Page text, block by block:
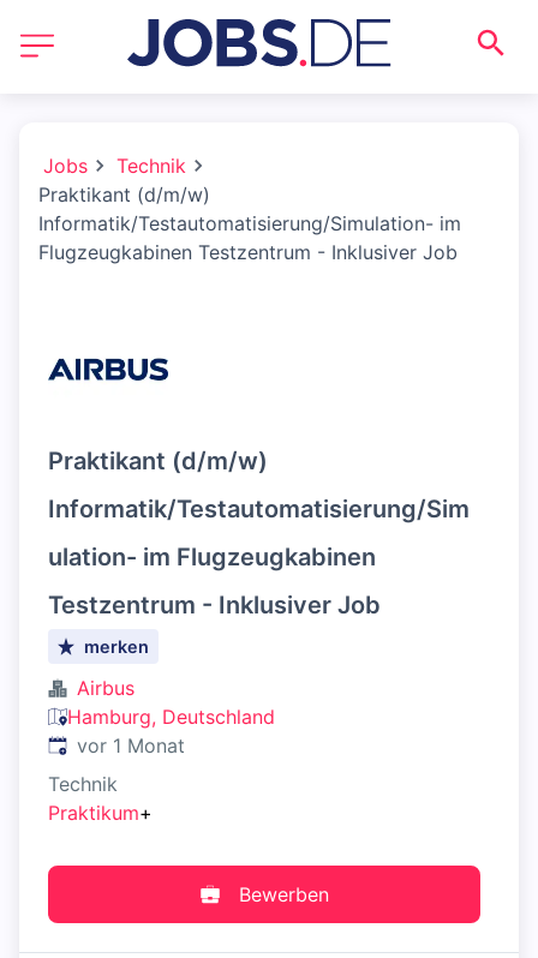
Jobs
Technik
Praktikant (d/m/w)
Informatik/Testautomatisierung/Simulation- im
Flugzeugkabinen Testzentrum - Inklusiver Job
Praktikant (d/m/w)
Informatik/Testautomatisierung/Sim
ulation- im Flugzeugkabinen
Testzentrum - Inklusiver Job
merken
Airbus
Hamburg, Deutschland
Veröffentlicht:
vor 1 Monat
Technik
Praktikum+
Bewerben